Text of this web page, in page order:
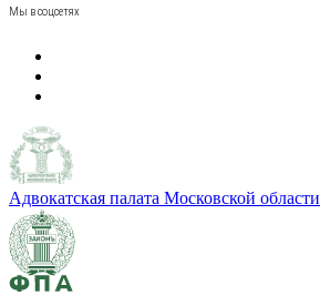
Мы в соцсетях
Адвокатская палата Московской области